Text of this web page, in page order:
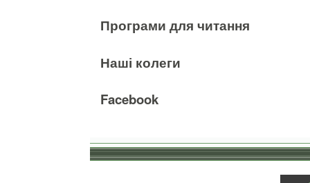
Програми для читання
Наші колеги
Facebook